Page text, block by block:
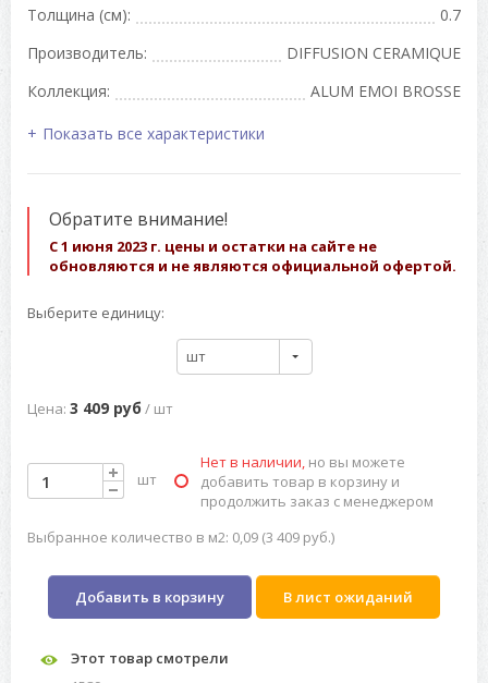
Толщина (см):
0.7
Производитель:
DIFFUSION CERAMIQUE
Коллекция:
ALUM EMOI BROSSE
Показать все характеристики
Обратите внимание!
С 1 июня 2023 г. цены и остатки на сайте не
обновляются и не являются официальной офертой.
Выберите единицу:
шт
Цена: 3 409 руб / шт
шт
Нет в наличии, но вы можете
добавить товар в корзину и
продолжить заказ с менеджером
Выбранное количество в м2: 0,09 (3 409 руб.)
Добавить в корзину В лист ожиданий
Этот товар смотрели